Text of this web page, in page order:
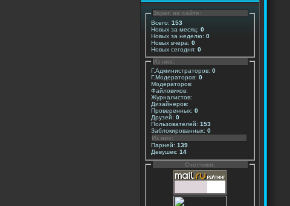
Зарег. на сайте:
Всего: 153
Новых за месяц: 0
Новых за неделю: 0
Новых вчера: 0
Новых сегодня: 0
Из них:
Г.Администраторов: 0
Г.Модераторов: 0
Модераторов:
Файловиков:
Журналистов:
Дизайнеров:
Проверенных: 0
Друзей: 0
Пользователей: 153
Заблокированных: 0
Из них:
Парней: 139
Девушек: 14
Счетчики: